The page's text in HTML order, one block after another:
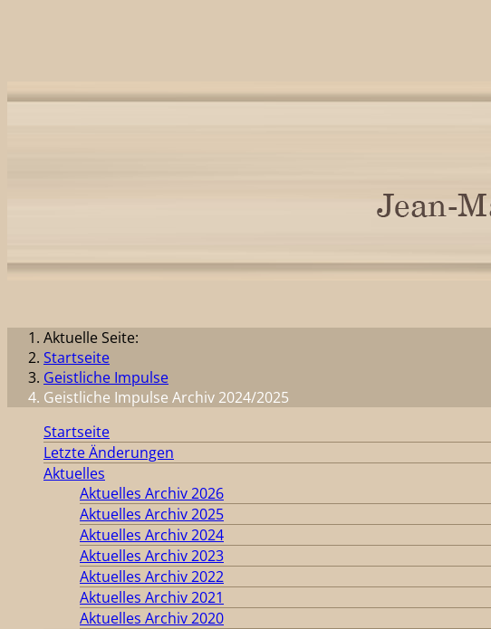
Aktuelle Seite:
Startseite
Geistliche Impulse
Geistliche Impulse Archiv 2024/2025
Startseite
Letzte Änderungen
Aktuelles
Aktuelles Archiv 2026
Aktuelles Archiv 2025
Aktuelles Archiv 2024
Aktuelles Archiv 2023
Aktuelles Archiv 2022
Aktuelles Archiv 2021
Aktuelles Archiv 2020